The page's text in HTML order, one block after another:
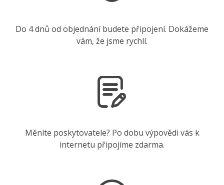
Do 4 dnů od objednání budete připojení. Dokážeme
vám, že jsme rychlí.
Měníte poskytovatele? Po dobu výpovědi vás k
internetu připojíme zdarma.